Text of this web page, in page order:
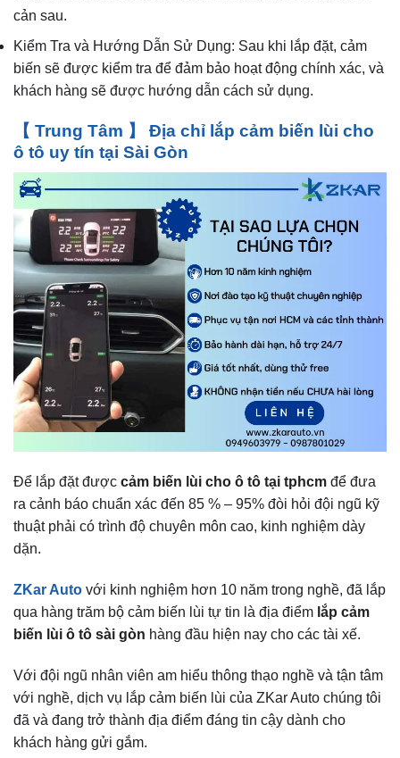
cản sau.
Kiểm Tra và Hướng Dẫn Sử Dụng: Sau khi lắp đặt, cảm
biến sẽ được kiểm tra để đảm bảo hoạt động chính xác, và
khách hàng sẽ được hướng dẫn cách sử dụng.
【 Trung Tâm 】 Địa chỉ lắp cảm biến lùi cho
ô tô uy tín tại Sài Gòn
Để lắp đặt được cảm biến lùi cho ô tô tại tphcm để đưa
ra cảnh báo chuẩn xác đến 85 % – 95% đòi hỏi đội ngũ kỹ
thuật phải có trình độ chuyên môn cao, kinh nghiệm dày
dặn.
ZKar Auto với kinh nghiệm hơn 10 năm trong nghề, đã lắp
qua hàng trăm bộ cảm biến lùi tự tin là địa điểm lắp cảm
biến lùi ô tô sài gòn hàng đầu hiện nay cho các tài xế.
Với đội ngũ nhân viên am hiểu thông thạo nghề và tận tâm
với nghề, dịch vụ lắp cảm biến lùi của ZKar Auto chúng tôi
đã và đang trở thành địa điểm đáng tin cậy dành cho
khách hàng gửi gắm.